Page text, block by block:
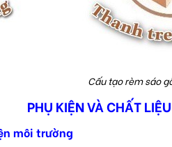
Cấu tạo rèm sáo
PHỤ KIỆN VÀ CHẤT
môi trường